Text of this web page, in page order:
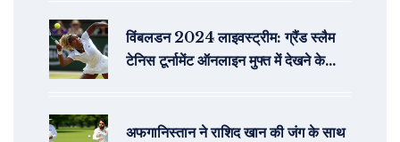
विंबलडन 2024 लाइवस्ट्रीम: ग्रैंड स्लैम
टेनिस टूर्नामेंट ऑनलाइन मुफ्त में देखने के
अफगानिस्तान ने राशिद खान की जंग के साथ